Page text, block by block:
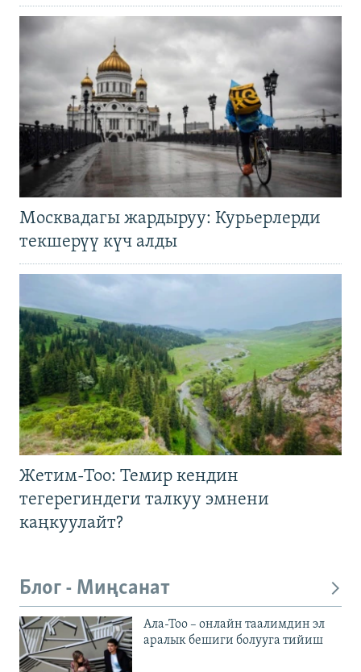
Москвадагы жардыруу: Курьерлерди
текшерүү күч алды
Жетим-Тоо: Темир кендин
тегерегиндеги талкуу эмнени
каңкуулайт?
Блог - Миңсанат
Ала-Тоо – онлайн таалимдин эл
аралык бешиги болууга тийиш